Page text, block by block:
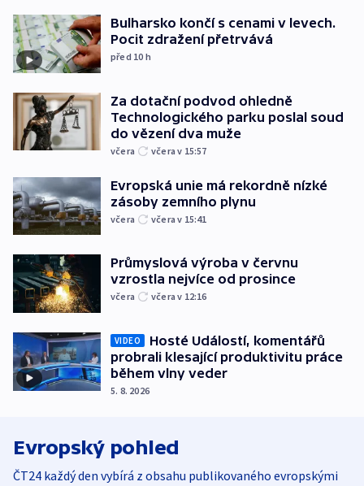
Bulharsko končí s cenami v levech.
Pocit zdražení přetrvává
před 10 h
Za dotační podvod ohledně
Technologického parku poslal soud
do vězení dva muže
včera včera v 15:57
Evropská unie má rekordně nízké
zásoby zemního plynu
včera včera v 15:41
Průmyslová výroba v červnu
vzrostla nejvíce od prosince
včera včera v 12:16
VIDEO
Hosté Událostí, komentářů
probrali klesající produktivitu práce
během vlny veder
5. 8. 2026
Evropský pohled
ČT24 každý den vybírá z obsahu publikovaného evropskými